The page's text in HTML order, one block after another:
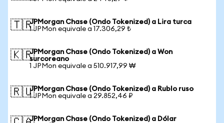
🇹🇷JPMorgan Chase (Ondo Tokenized) a Lira turca
1 JPMon equivale a 17.306,29 ₺
🇰🇷JPMorgan Chase (Ondo Tokenized) a Won
surcoreano
1 JPMon equivale a 510.917,99 ₩
🇷🇺JPMorgan Chase (Ondo Tokenized) a Rublo ruso
1 JPMon equivale a 29.852,46 ₽
JPMorgan Chase (Ondo Tokenized) a Dólar